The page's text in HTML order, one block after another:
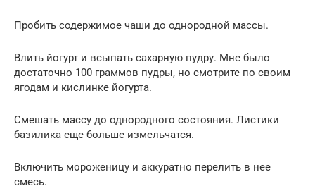
Пробить содержимое чаши до однородной массы.
Влить йогурт и всыпать сахарную пудру. Мне было
достаточно 100 граммов пудры, но смотрите по своим
ягодам и кислинке йогурта.
Смешать массу до однородного состояния. Листики
базилика еще больше измельчатся.
Включить мороженицу и аккуратно перелить в нее
смесь.